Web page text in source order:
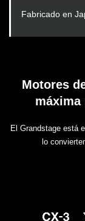
Fabricado en
Motores
máxima
El Grandstage está
lo